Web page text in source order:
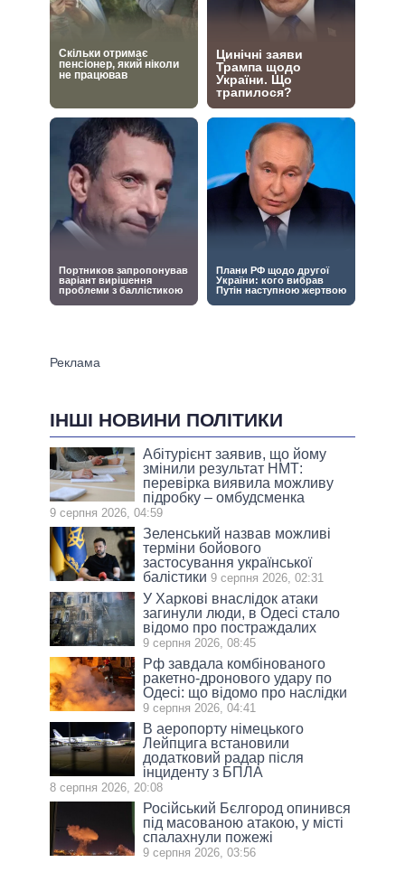
ІНШІ НОВИНИ ПОЛІТИКИ
Абітурієнт заявив, що йому
змінили результат НМТ:
перевірка виявила можливу
підробку – омбудсменка
9 серпня 2026, 04:59
Зеленський назвав можливі
терміни бойового
застосування української
балістики 9 серпня 2026, 02:31
У Харкові внаслідок атаки
загинули люди, в Одесі стало
відомо про постраждалих
9 серпня 2026, 08:45
Рф завдала комбінованого
ракетно-дронового удару по
Одесі: що відомо про наслідки
9 серпня 2026, 04:41
В аеропорту німецького
Лейпцига встановили
додатковий радар після
інциденту з БПЛА
8 серпня 2026, 20:08
Російський Бєлгород опинився
під масованою атакою, у місті
спалахнули пожежі
9 серпня 2026, 03:56